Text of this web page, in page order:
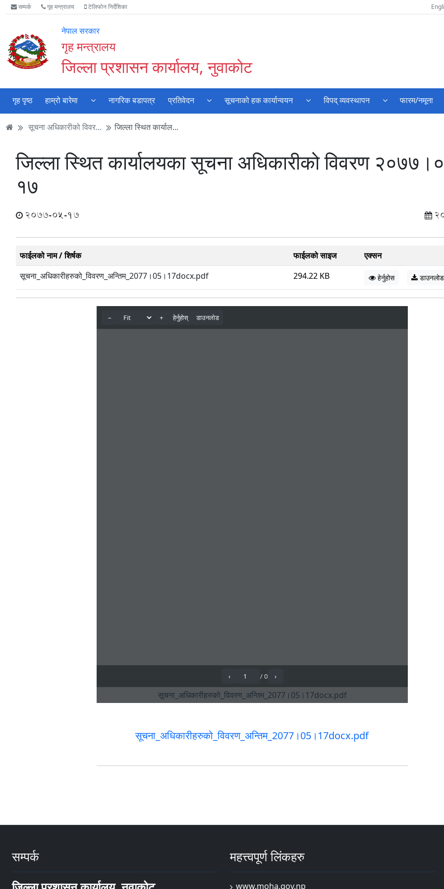
Accessibility
Mode
गर्नुहोस्
मुख्य
सामाग्री
मुख्य
नेभिगेसन
वेबसाइट
खोजमा
सम्पर्क गृह मन्त्रालय टेलिफोन निर्देशिका
नेपाल सरकार
गृह मन्त्रालय
जिल्ला प्रशासन कार्यालय, नुवाकोट
गृह पृष्ठ हाम्रो बारेमा नागरिक बडापत्र प्रतिवेदन सूचनाको हक कार्यान्वयन विपद् व्यवस्थापन फारम/नमूना
सूचना अधिकारीको विवर... जिल्ला स्थित कार्याल...
जिल्ला स्थित कार्यालयका सूचना अधिकारीको विवरण
१७
2077-05-17
फाईलको नाम / शिर्षक फाईलको साइज
एक्सन
सूचना_अधिकारीहरुको_विवरण_अन्तिम_2077।05।17docx.pdf
294.22 KB हेर्नुहोस डाउनलोड
सूचना_अधिकारीहरुको_विवरण_अन्तिम_2077।05।17docx.pdf
सम्पर्क महत्त्वपूर्ण लिंकहरु
www.moha.gov.np